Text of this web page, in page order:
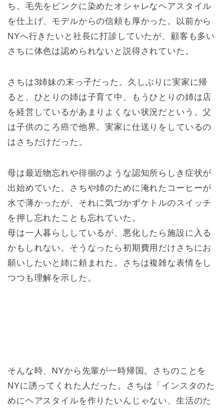
ち。毛先をピンクに染めたオシャレなヘアスタイル
を仕上げ、モデルからの信頼も厚かった。以前から
NYへ行きたいと社長に打診していたが、顧客も多い
さちに体色は認められないと説得されていた。
さちは3姉妹の末っ子だった。久しぶりに実家に帰
ると、ひとりの姉は子育て中、もうひとりの姉は店
を経営しているがあまりよくない状況だという。父
は子供のころ癌で他界。実家に仕送りをしているの
はさちだけだった。
母は最近物忘れや徘徊のような認知所らしき症状が
出始めていた。さちや姉のために淹れたコーヒーが
水で薄かったが、それに気づかずケトルのスイッチ
を押し忘れたことも忘れていた。
母は一人暮らししているが、悪化したら施設に入る
かもしれない。そうなったら初期費用だけさちにお
願いしたいと姉に頼まれた。さちは複雑な表情をし
つつも理解を示した。
そんな時、NYから先輩が一時帰国。さちのことを
NYに誘ってくれた人だった。さちは「インスタのた
めにヘアスタイルを作りたいんじゃない、生活のた